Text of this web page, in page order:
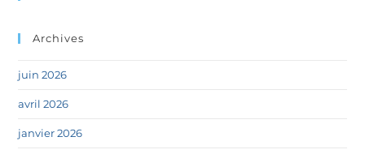
Archives
juin 2026
avril 2026
janvier 2026